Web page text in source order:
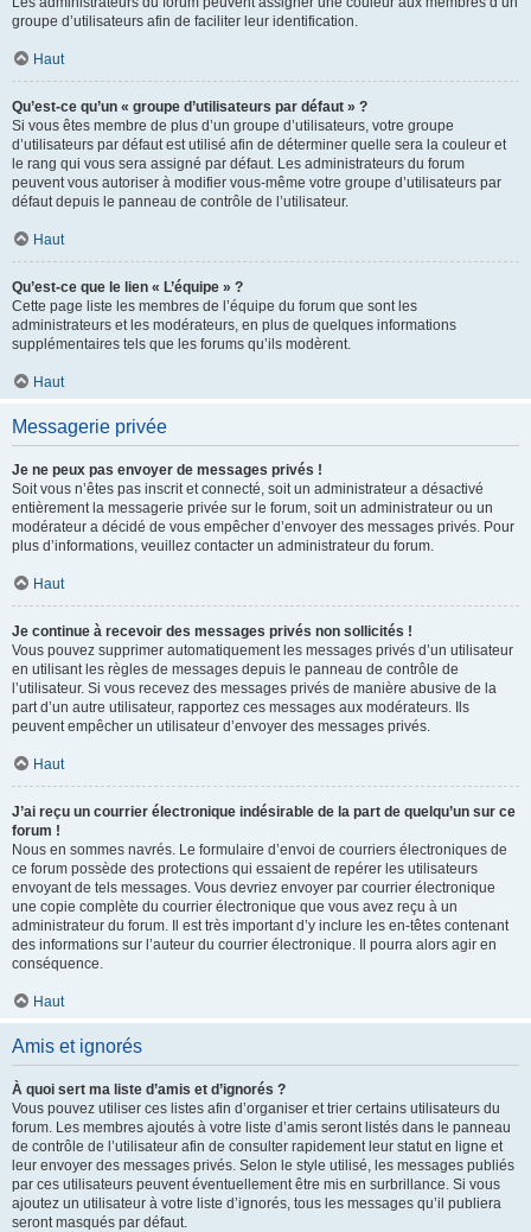
groupe d’utilisateurs afin de faciliter leur identification.
Haut
Qu’est-ce qu’un « groupe d’utilisateurs par défaut » ?
Si vous êtes membre de plus d’un groupe d’utilisateurs, votre groupe
d’utilisateurs par défaut est utilisé afin de déterminer quelle sera la couleur et
le rang qui vous sera assigné par défaut. Les administrateurs du forum
peuvent vous autoriser à modifier vous-même votre groupe d’utilisateurs par
défaut depuis le panneau de contrôle de l’utilisateur.
Haut
Qu’est-ce que le lien « L’équipe » ?
Cette page liste les membres de l’équipe du forum que sont les
administrateurs et les modérateurs, en plus de quelques informations
supplémentaires tels que les forums qu’ils modèrent.
Haut
Messagerie privée
Je ne peux pas envoyer de messages privés !
Soit vous n’êtes pas inscrit et connecté, soit un administrateur a désactivé
entièrement la messagerie privée sur le forum, soit un administrateur ou un
modérateur a décidé de vous empêcher d’envoyer des messages privés. Pour
plus d’informations, veuillez contacter un administrateur du forum.
Haut
Je continue à recevoir des messages privés non sollicités !
Vous pouvez supprimer automatiquement les messages privés d’un utilisateur
en utilisant les règles de messages depuis le panneau de contrôle de
l’utilisateur. Si vous recevez des messages privés de manière abusive de la
part d’un autre utilisateur, rapportez ces messages aux modérateurs. Ils
peuvent empêcher un utilisateur d’envoyer des messages privés.
Haut
J’ai reçu un courrier électronique indésirable de la part de quelqu’un sur ce
forum !
Nous en sommes navrés. Le formulaire d’envoi de courriers électroniques de
ce forum possède des protections qui essaient de repérer les utilisateurs
envoyant de tels messages. Vous devriez envoyer par courrier électronique
une copie complète du courrier électronique que vous avez reçu à un
administrateur du forum. Il est très important d’y inclure les en-têtes contenant
des informations sur l’auteur du courrier électronique. Il pourra alors agir en
conséquence.
Haut
Amis et ignorés
À quoi sert ma liste d’amis et d’ignorés ?
Vous pouvez utiliser ces listes afin d’organiser et trier certains utilisateurs du
forum. Les membres ajoutés à votre liste d’amis seront listés dans le panneau
de contrôle de l’utilisateur afin de consulter rapidement leur statut en ligne et
leur envoyer des messages privés. Selon le style utilisé, les messages publiés
par ces utilisateurs peuvent éventuellement être mis en surbrillance. Si vous
ajoutez un utilisateur à votre liste d’ignorés, tous les messages qu’il publiera
seront masqués par défaut.